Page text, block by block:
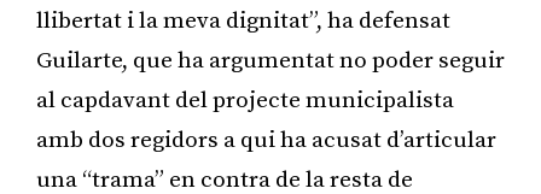
llibertat i la meva dignitat”, ha defensat
Guilarte, que ha argumentat no poder seguir
al capdavant del projecte municipalista
amb dos regidors a qui ha acusat d’articular
una “trama” en contra de la resta de